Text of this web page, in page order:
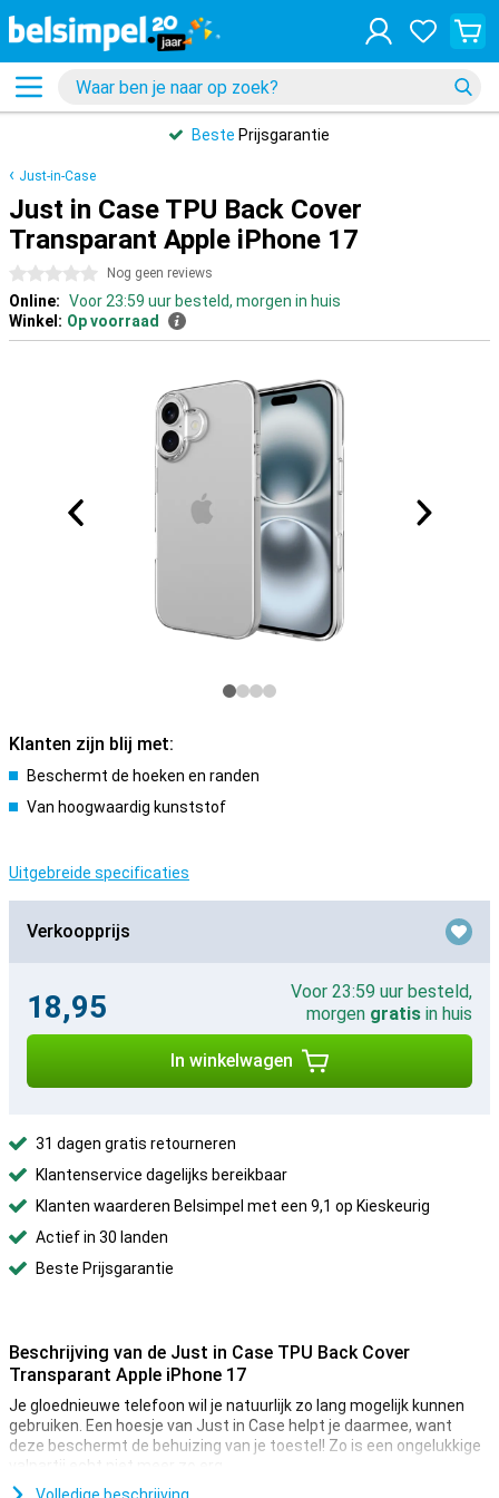
Beste Prijsgarantie
Just-in-Case
Just in Case TPU Back Cover
Transparant Apple iPhone 17
0 sterren Nog geen reviews
Online: Voor 23:59 uur besteld, morgen in huis
Winkel: Op voorraad
Klanten zijn blij met:
Beschermt de hoeken en randen
Van hoogwaardig kunststof
Uitgebreide specificaties
Verkoopprijs
18,95
Voor 23:59 uur besteld,
morgen gratis in huis
In winkelwagen
31 dagen gratis retourneren
Klantenservice dagelijks bereikbaar
Klanten waarderen Belsimpel met een 9,1 op Kieskeurig
Actief in 30 landen
Beste Prijsgarantie
Beschrijving van de Just in Case TPU Back Cover
Transparant Apple iPhone 17
Je gloednieuwe telefoon wil je natuurlijk zo lang mogelijk kunnen
gebruiken. Een hoesje van Just in Case helpt je daarmee, want
deze beschermt de behuizing van je toestel! Zo is een ongelukkige
valpartij echt niet meer zo erg.